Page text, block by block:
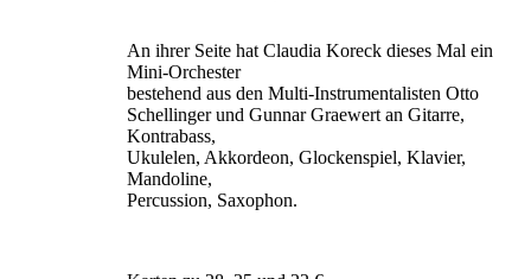
An ihrer Seite hat Claudia Koreck dieses Mal ein
Mini-Orchester
bestehend aus den Multi-Instrumentalisten Otto
Schellinger und Gunnar Graewert an Gitarre,
Kontrabass,
Ukulelen, Akkordeon, Glockenspiel, Klavier,
Mandoline,
Percussion, Saxophon.